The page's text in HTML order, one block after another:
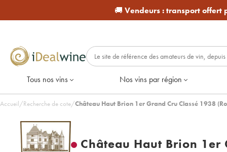
🚚 Vendeurs :transport offert
Tous nos vins Nos vins par région
Accueil/Recherche de cote/Château Haut Brion 1er Grand Cru Classé 1938
Château Haut Brion 1er